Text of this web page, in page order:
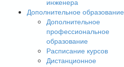
инженера
Дополнительное образование
Дополнительное
профессиональное
образование
Расписание курсов
Дистанционное